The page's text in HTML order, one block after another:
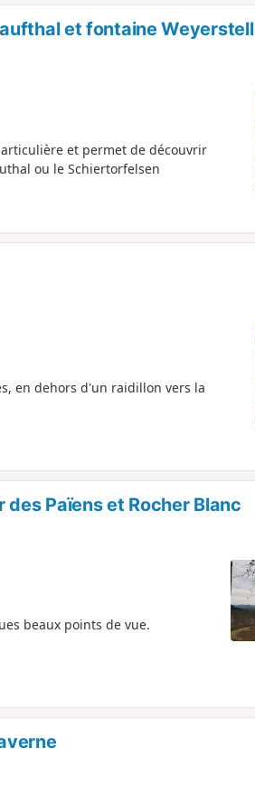
et fontaine Weyerstell
et permet de découvrir
ou le Schiertorfelsen
en dehors d'un raidillon vers la
Païens et Rocher Blanc
beaux points de vue.